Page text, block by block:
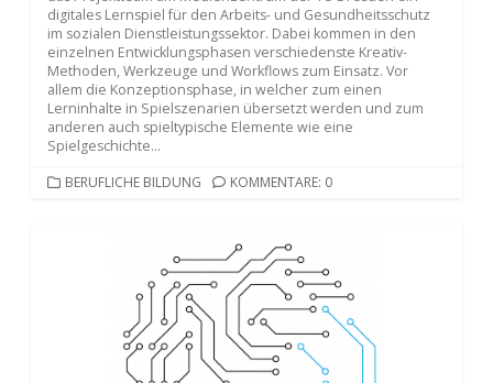
digitales Lernspiel für den Arbeits- und Gesundheitsschutz
im sozialen Dienstleistungssektor. Dabei kommen in den
einzelnen Entwicklungsphasen verschiedenste Kreativ-
Methoden, Werkzeuge und Workflows zum Einsatz. Vor
allem die Konzeptionsphase, in welcher zum einen
Lerninhalte in Spielszenarien übersetzt werden und zum
anderen auch spieltypische Elemente wie eine
Spielgeschichte...
KATEGORIEN
BERUFLICHE BILDUNG KOMMENTARE: 0